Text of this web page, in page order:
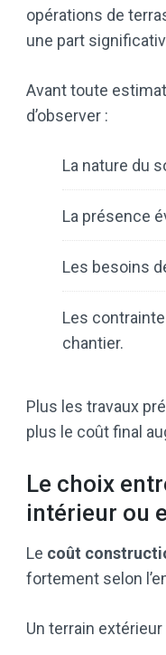
opérations de
une part
Avant toute
d’observer :
La nature du
La présence
Les besoins
Les
chantier.
Plus les travaux
plus le coût final
Le choix
intérieur ou
Le coût
fortement selon
Un terrain